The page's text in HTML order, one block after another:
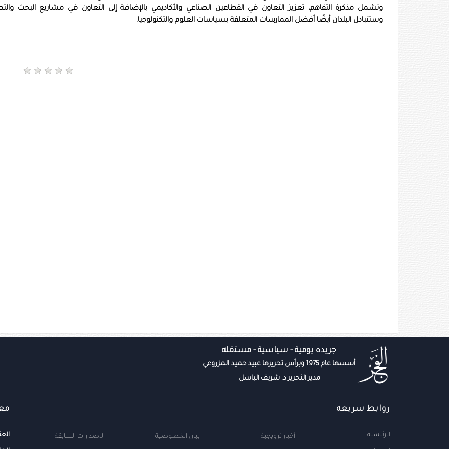
وتشمل مذكرة التفاهم، تعزيز التعاون في القطاعين الصناعي والأكاديمي بالإضافة إلى التعاون في مشاريع البحث
وستتبادل البلدان أيضًا أفضل الممارسات المتعلقة بسياسات العلوم والتكنولوجيا.
جريده يومية - سياسية - مستقله
أسسها عام 1975 ويرأس تحريرها عبيد حميد المزروعي
مدير التحرير د. شريف الباسل
روابط سريعه
الرئيسية أخبار ترويجية بيان الخصوصية الاصدارات السابقة